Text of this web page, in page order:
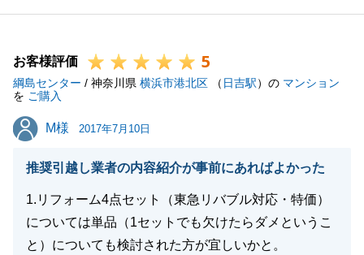
ることができ、私も心から安堵しております。
で、大変光栄に思います。
不動産に関することなら、どんな些細なことでもお気
軽にご相談ください。
今後とも、何卒よろしくお願い申し上げます。
閉じる
お客様評価 5
綱島センター / 神奈川県 横浜市港北区 （ 日吉駅）の マンション
を ご購入
M様
M様 2017年7月10日
推奨引越し業者の内容紹介が事前にあればよかった
1.リフォーム4点セット（東急リバブル対応・特価）
については単品（1セットでも欠けたらダメというこ
と）についても検討された方が宜しいかと。